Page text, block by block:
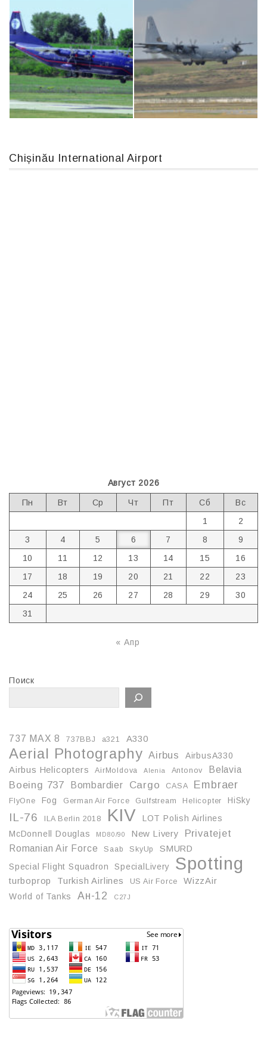
An124, RA-82013 Boeing 737 MAX 8, TC-LCC
Chișinău International Airport
Август 2026
Пн Вт Ср Чт Пт Сб
Вс
1
2
3
4 5 6 7 8
9
10
11 12 13 14 15
16
17
18 19 20 21 22
23
24
25 26 27 28 29
30
31
« Апр
Поиск
737 MAX 8 737BBJ a321 A330
Aerial Photography Airbus
AirbusA330
Airbus Helicopters
AirMoldova Alenia Antonov Belavia
Boeing 737 Bombardier Cargo CASA Embraer
FlyOne Fog German Air Force Gulfstream Helicopter HiSky
IL-76 ILA Berlin 2018 KIV
LOT Polish Airlines
McDonnell Douglas
MD80/90 New Livery Privatejet
Romanian Air Force Saab SkyUp
SMURD
Special Flight Squadron
SpecialLivery Spotting
turboprop Turkish Airlines US Air Force
WizzAir
World of Tanks
Ан-12 С27J